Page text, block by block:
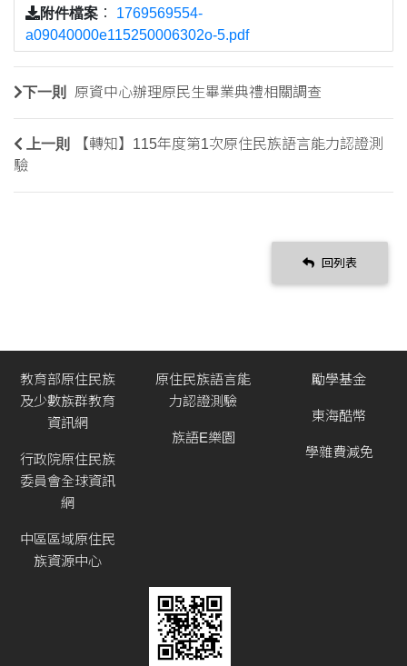
附件檔案 ： 1769569554-
a09040000e115250006302o-5.pdf
下一則 原資中心辦理原民生畢業典禮相關調查
上一則
【轉知】115年度第1次原住民族語言能力認證測
驗
回列表
教育部原住民族
及少數族群教育
資訊網
行政院原住民族
委員會全球資訊
網
中區區域原住民
族資源中心
原住民族語言能
力認證測驗
族語E樂園
勵學基金
東海酷幣
學雜費減免